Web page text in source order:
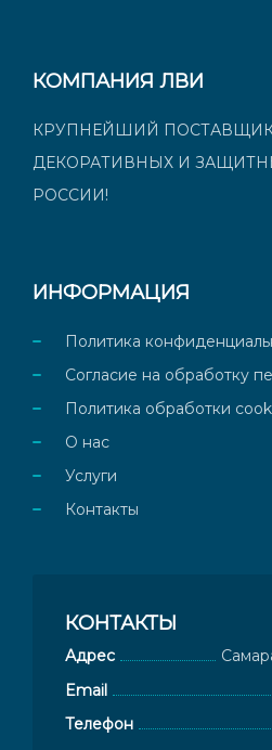
КОМПАНИЯ ЛВИ
КРУПНЕЙШИЙ
ДЕКОРАТИВНЫХ И
РОССИИ!
ИНФОРМАЦИЯ
Политика
Согласие на обработку
Политика обработки
О нас
Услуги
Контакты
КОНТАКТЫ
Адрес
Email
Телефон